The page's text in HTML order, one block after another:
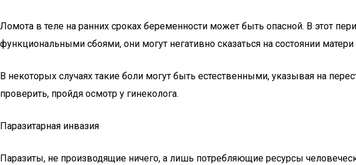
Ломота в теле на ранних сроках беременности может быть опасной. В этот
функциональными сбоями, они могут негативно сказаться на состоянии матери
В некоторых случаях такие боли могут быть естественными, указывая на
проверить, пройдя осмотр у гинеколога.
Паразитарная инвазия
Паразиты, не производящие ничего, а лишь потребляющие ресурсы